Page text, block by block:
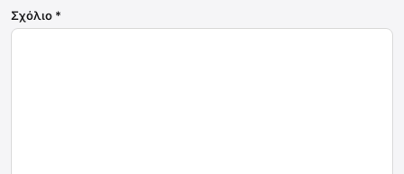
Σχόλιο *